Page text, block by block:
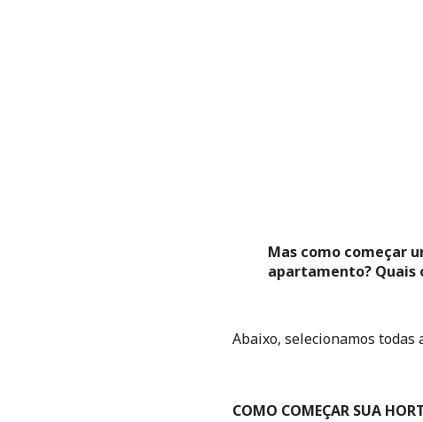
Mas como começar
apartamento? Quais
Abaixo, selecionamos todas
COMO COMEÇAR SUA